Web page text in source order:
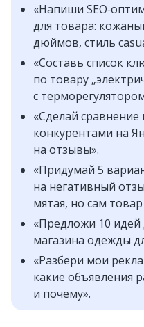
«Напиши
для товара:
дюймов, стиль
«Составь список
по товару
с
«Сделай
конкурентами на
на отзывы».
«Придумай 5
на негативный
мятая, но сам
«Предложи 10 идей
магазина одежды
«Разбери мои
какие объявления
и почему».